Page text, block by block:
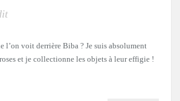
l’on voit derrière Biba ? Je suis absolument
et je collectionne les objets à leur effigie !